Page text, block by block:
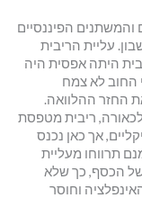
והמשתנים הפיננסיים
עליית הריבית
היתה אפסית היה
החוב לא צמח
החזר ההלוואה.
ריבית מטפסת
אך כאן נכנס
תרווחו מעליית
של הכסף, כך שלא
וחוסר